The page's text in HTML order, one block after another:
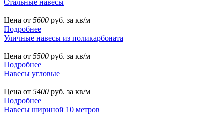
Стальные навесы
Цена от 5600 руб. за кв/м
Подробнее
Уличные навесы из поликарбоната
Цена от 5500 руб. за кв/м
Подробнее
Навесы угловые
Цена от 5400 руб. за кв/м
Подробнее
Навесы шириной 10 метров